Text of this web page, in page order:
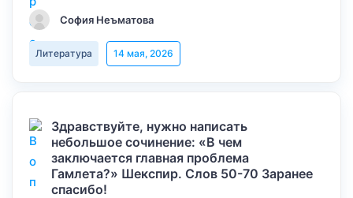
София Неъматова
Литература 14 мая, 2026
Здравствуйте, нужно написать
небольшое сочинение: «В чем
заключается главная проблема
Гамлета?» Шекспир. Слов 50-70 Заранее
спасибо!